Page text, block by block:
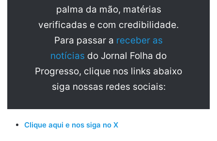
palma da mão, matérias
verificadas e com credibilidade.
Para passar a receber as
notícias do Jornal Folha do
Progresso, clique nos links abaixo
siga nossas redes sociais:
Clique aqui e nos siga no X